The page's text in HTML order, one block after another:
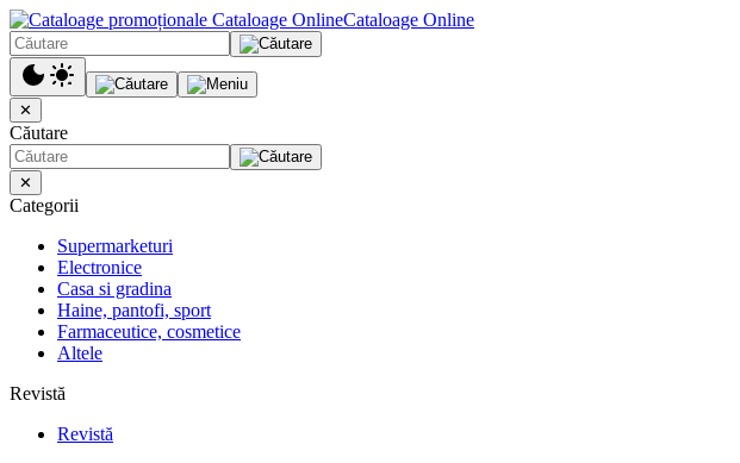
Cataloage Online
✕
Căutare
✕
Categorii
Supermarketuri
Electronice
Casa si gradina
Haine, pantofi, sport
Farmaceutice, cosmetice
Altele
Revistă
Revistă